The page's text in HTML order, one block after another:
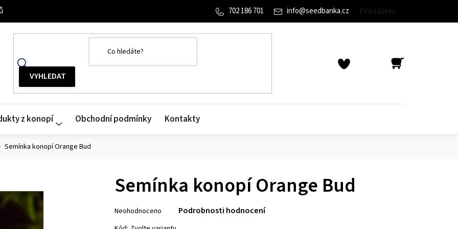
Přihlášení
info@seedbanka.cz
702 186 701
KOŠÍK
z konopí Obchodní podmínky Kontakty
Semínka konopí Orange Bud
Semínka konopí Orange Bud
hodnocení
Neohodnoceno Podrobnosti hodnocení